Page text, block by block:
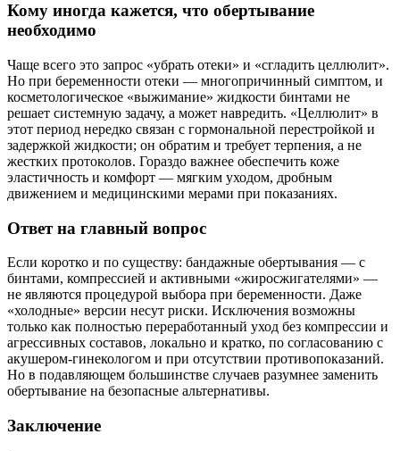
Кому иногда кажется, что обертывание
необходимо
Чаще всего это запрос «убрать отеки» и «сгладить целлюлит».
Но при беременности отеки — многопричинный симптом, и
косметологическое «выжимание» жидкости бинтами не
решает системную задачу, а может навредить. «Целлюлит» в
этот период нередко связан с гормональной перестройкой и
задержкой жидкости; он обратим и требует терпения, а не
жестких протоколов. Гораздо важнее обеспечить коже
эластичность и комфорт — мягким уходом, дробным
движением и медицинскими мерами при показаниях.
Ответ на главный вопрос
Если коротко и по существу: бандажные обертывания — с
бинтами, компрессией и активными «жиросжигателями» —
не являются процедурой выбора при беременности. Даже
«холодные» версии несут риски. Исключения возможны
только как полностью переработанный уход без компрессии и
агрессивных составов, локально и кратко, по согласованию с
акушером‑гинекологом и при отсутствии противопоказаний.
Но в подавляющем большинстве случаев разумнее заменить
обертывание на безопасные альтернативы.
Заключение